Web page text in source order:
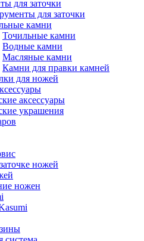
для заточки
для заточки
камни
Точильные камни
Водные камни
Масляные камни
Камни для правки камней
для ножей
аксессуары
украшения
ножей
ножен